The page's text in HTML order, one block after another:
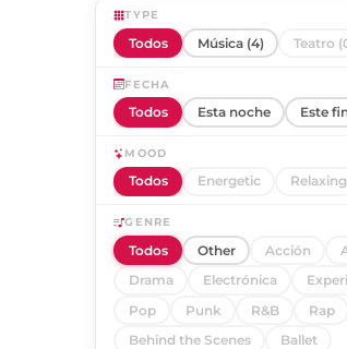
TYPE
Todos Música (4) Teatro
FECHA
Todos Esta noche Este
MOOD
Todos Energetic Relaxing
GENRE
Todos Other Acción
Drama
Electrónica
Pop
Punk R&B Rap
Behind the Scenes
Ballet